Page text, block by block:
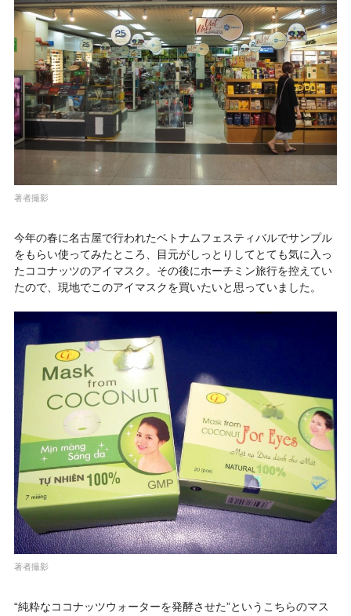
著者撮影
今年の春に名古屋で行われたベトナムフェスティバルでサンプル
をもらい使ってみたところ、目元がしっとりしてとても気に入っ
たココナッツのアイマスク。その後にホーチミン旅行を控えてい
たので、現地でこのアイマスクを買いたいと思っていました。
著者撮影
“純粋なココナッツウォーターを発酵させた”というこちらのマス